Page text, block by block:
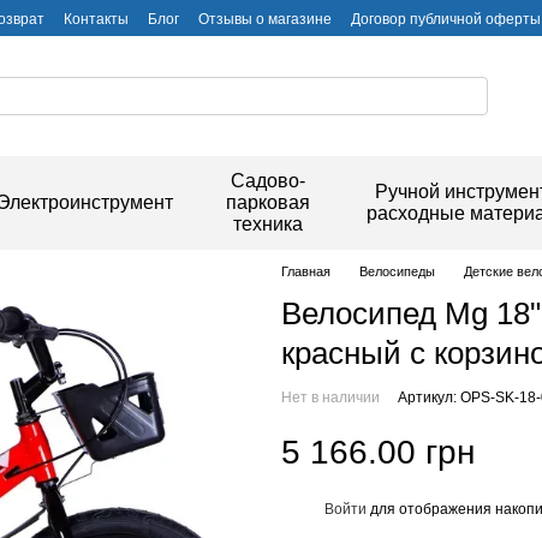
Контакты Блог Отзывы о магазине
Договор публичной оферты
Садово-
парковая
техника
Ручной
расходные
Главная Велосипеды Детские
Велосипед Mg
красный с
Нет в наличии Артикул: OPS-SK-
5 166.00 грн
Войти для отображения